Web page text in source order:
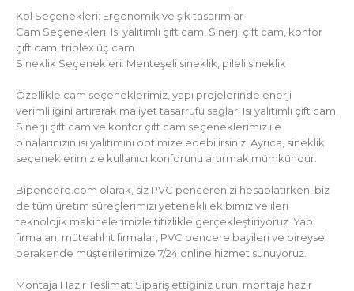
Kol Seçenekleri: Ergonomik ve şık tasarımlar
Cam Seçenekleri: Isı yalıtımlı çift cam, Sinerji çift cam, konfor
çift cam, triblex üç cam
Sineklik Seçenekleri: Menteşeli sineklik, pileli sineklik
Özellikle cam seçeneklerimiz, yapı projelerinde enerji
verimliliğini artırarak maliyet tasarrufu sağlar. Isı yalıtımlı çift cam,
Sinerji çift cam ve konfor çift cam seçeneklerimiz ile
binalarınızın ısı yalıtımını optimize edebilirsiniz. Ayrıca, sineklik
seçeneklerimizle kullanıcı konforunu artırmak mümkündür.
Bipencere.com olarak, siz PVC pencerenizi hesaplatırken, biz
de tüm üretim süreçlerimizi yetenekli ekibimiz ve ileri
teknolojik makinelerimizle titizlikle gerçekleştiriyoruz. Yapı
firmaları, müteahhit firmalar, PVC pencere bayileri ve bireysel
perakende müşterilerimize 7/24 online hizmet sunuyoruz.
Montaja Hazır Teslimat: Sipariş ettiğiniz ürün, montaja hazır